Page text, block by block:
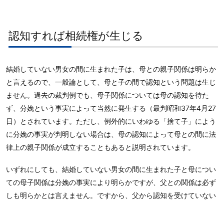
認知すれば相続権が生じる
結婚していない男女の間に生まれた子は、母との親子関係は明らか
と言えるので、一般論として、母と子の間で認知という問題は生じ
ません。過去の裁判例でも、母子関係については母の認知を待た
ず、分娩という事実によって当然に発生する（最判昭和37年4月27
日）とされています。ただし、例外的にいわゆる「捨て子」によう
に分娩の事実が判明しない場合は、母の認知によって母との間に法
律上の親子関係が成立することもあると説明されています。
いずれにしても、結婚していない男女の間に生まれた子と母につい
ての母子関係は分娩の事実により明らかですが、父との関係は必ず
しも明らかとは言えません。ですから、父から認知を受けていない